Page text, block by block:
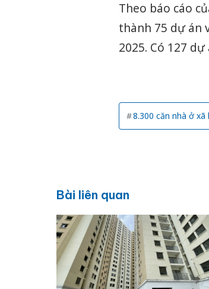
Theo báo cáo
thành 75 dự án
2025. Có 127
8.300 căn nhà ở xã
Bài liên quan